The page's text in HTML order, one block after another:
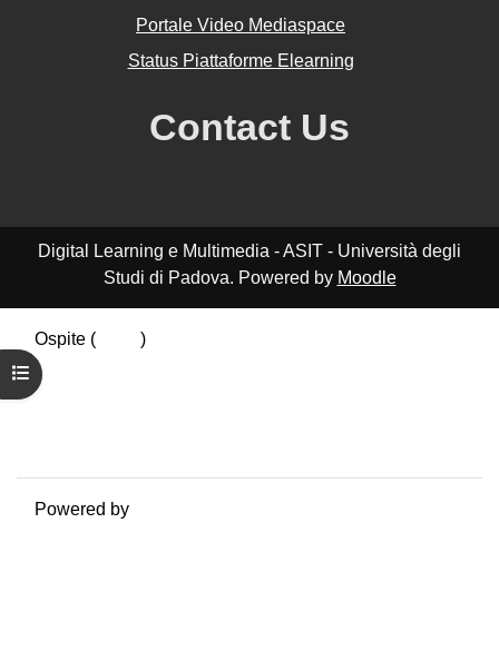
Apri indice del corso
Portale Video Mediaspace
Status Piattaforme Elearning
Contact Us
Digital Learning e Multimedia - ASIT - Università degli
Studi di Padova. Powered by Moodle
Ospite (
)
Riepilogo della conservazione dei dati
Politiche
Powered by